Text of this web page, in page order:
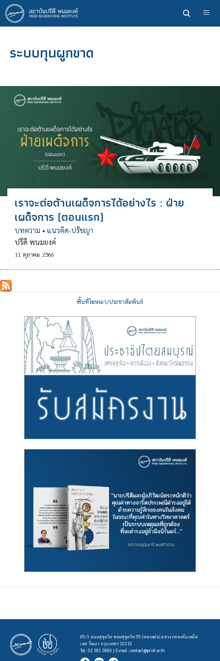
ข้าม
ไป
ยัง
หลักระบบทุนผูกขาด
เราจะต่อต้านเผด็จการได้อย่างไร : ฝ่าย
เผด็จการ (ตอนแรก)
บทความ • แนวคิด-ปรัชญา
ปรีดี พนมยงค์
11 ตุลาคม 2566
พื้นที่โฆษณา/ประชาสัมพันธ์
65/1 ถนนสุขุมวิท ซอยสุขุมวิท 55 (ทองหล่อ) แขวง คลองตันเหนือ
เขต วัฒนา กรุงเทพฯ 10110
Tel : 02 381 3860 | E-mail :contact@pridi.or.th